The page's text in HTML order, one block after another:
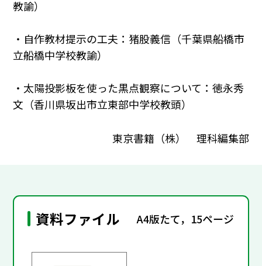
教諭）
・自作教材提示の工夫：猪股義信（千葉県船橋市
立船橋中学校教諭）
・太陽投影板を使った黒点観察について：徳永秀
文（香川県坂出市立東部中学校教頭）
東京書籍（株） 理科編集部
資料ファイル A4版たて，15ページ